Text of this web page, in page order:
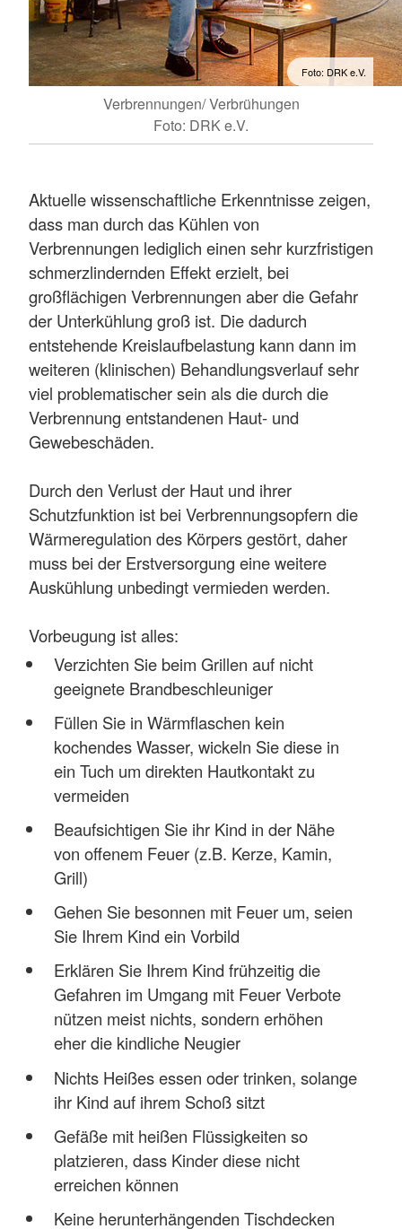
Foto: DRK e.V.
Verbrennungen/ Verbrühungen
Foto: DRK e.V.
Aktuelle wissenschaftliche Erkenntnisse zeigen,
dass man durch das Kühlen von
Verbrennungen lediglich einen sehr kurzfristigen
schmerzlindernden Effekt erzielt, bei
großflächigen Verbrennungen aber die Gefahr
der Unterkühlung groß ist. Die dadurch
entstehende Kreislaufbelastung kann dann im
weiteren (klinischen) Behandlungsverlauf sehr
viel problematischer sein als die durch die
Verbrennung entstandenen Haut- und
Gewebeschäden.
Durch den Verlust der Haut und ihrer
Schutzfunktion ist bei Verbrennungsopfern die
Wärmeregulation des Körpers gestört, daher
muss bei der Erstversorgung eine weitere
Auskühlung unbedingt vermieden werden.
Vorbeugung ist alles:
Verzichten Sie beim Grillen auf nicht
geeignete Brandbeschleuniger
Füllen Sie in Wärmflaschen kein
kochendes Wasser, wickeln Sie diese in
ein Tuch um direkten Hautkontakt zu
vermeiden
Beaufsichtigen Sie ihr Kind in der Nähe
von offenem Feuer (z.B. Kerze, Kamin,
Grill)
Gehen Sie besonnen mit Feuer um, seien
Sie Ihrem Kind ein Vorbild
Erklären Sie Ihrem Kind frühzeitig die
Gefahren im Umgang mit Feuer Verbote
nützen meist nichts, sondern erhöhen
eher die kindliche Neugier
Nichts Heißes essen oder trinken, solange
ihr Kind auf ihrem Schoß sitzt
Gefäße mit heißen Flüssigkeiten so
platzieren, dass Kinder diese nicht
erreichen können
Keine herunterhängenden Tischdecken